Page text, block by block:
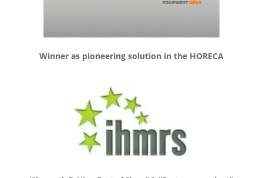
Winner as pioneering solution in the HORECA